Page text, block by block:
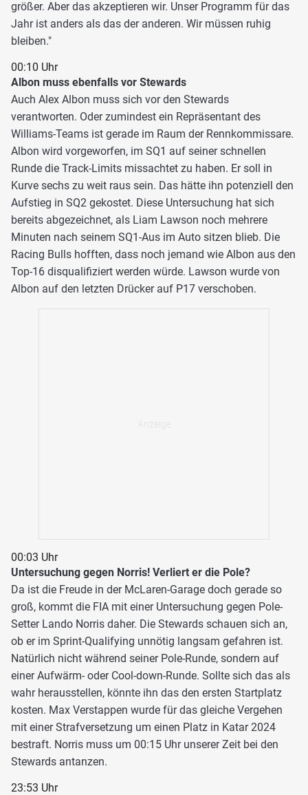
größer. Aber das akzeptieren wir. Unser Programm für das
Jahr ist anders als das der anderen. Wir müssen ruhig
bleiben."
00:10 Uhr
Albon muss ebenfalls vor Stewards
Auch Alex Albon muss sich vor den Stewards
verantworten. Oder zumindest ein Repräsentant des
Williams-Teams ist gerade im Raum der Rennkommissare.
Albon wird vorgeworfen, im SQ1 auf seiner schnellen
Runde die Track-Limits missachtet zu haben. Er soll in
Kurve sechs zu weit raus sein. Das hätte ihn potenziell den
Aufstieg in SQ2 gekostet. Diese Untersuchung hat sich
bereits abgezeichnet, als Liam Lawson noch mehrere
Minuten nach seinem SQ1-Aus im Auto sitzen blieb. Die
Racing Bulls hofften, dass noch jemand wie Albon aus den
Top-16 disqualifiziert werden würde. Lawson wurde von
Albon auf den letzten Drücker auf P17 verschoben.
00:03 Uhr
Untersuchung gegen Norris! Verliert er die Pole?
Da ist die Freude in der McLaren-Garage doch gerade so
groß, kommt die FIA mit einer Untersuchung gegen Pole-
Setter Lando Norris daher. Die Stewards schauen sich an,
ob er im Sprint-Qualifying unnötig langsam gefahren ist.
Natürlich nicht während seiner Pole-Runde, sondern auf
einer Aufwärm- oder Cool-down-Runde. Sollte sich das als
wahr herausstellen, könnte ihn das den ersten Startplatz
kosten. Max Verstappen wurde für das gleiche Vergehen
mit einer Strafversetzung um einen Platz in Katar 2024
bestraft. Norris muss um 00:15 Uhr unserer Zeit bei den
Stewards antanzen.
23:53 Uhr